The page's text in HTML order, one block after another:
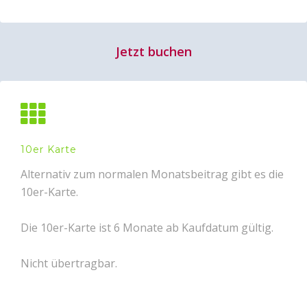
Jetzt buchen
10er Karte
Alternativ zum normalen Monatsbeitrag gibt es die
10er-Karte.
Die 10er-Karte ist 6 Monate ab Kaufdatum gültig.
Nicht übertragbar.